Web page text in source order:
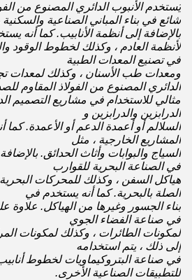
يُستخدم الأنبوب الدائري المصنوع من
شائع في بناء المباني الصناعية والسكنية
بالإضافة إلى أنظمة الأنابيب. كما أنه
لأنظمة العادم ، وكذلك لخطوط الوقود
في تصنيع المعدات الطبية
ومعدات طب الأسنان ، وكذلك لمعدات
الدائري المصنوع من الفولاذ المقاوم
مثالي للاستخدام في مشاريع التصميم
الدرابزين والدرابزين و
السلالم أو أعمدة الدعم أو الأعمدة. كما
المشاريع الخارجية ، مثل
السياج والبوابات وأثاث الحدائق.
في الصناعة البحرية للقوارب
هياكل السفن ، وكذلك للمحركات
الصلة بالبحرية. كما أنه يستخدم في
بناء الجسور وغيرها من الهياكل. علاوة
في صناعة الفضاء الجوي
لمكونات الطائرات ، وكذلك لمكونات
إلى ذلك ، يتم استخدامه
في صناعة البتروكيماويات لخطوط
للتطبيقات الصناعية الأخرى.